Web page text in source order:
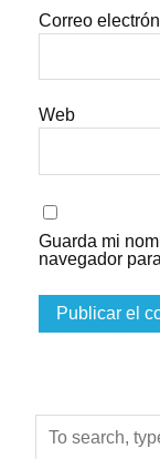
Correo
Web
Guarda mi
navegador